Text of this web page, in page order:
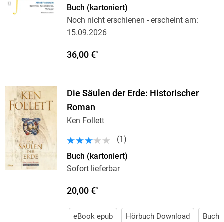
Buch (kartoniert)
Noch nicht erschienen - erscheint am:
15.09.2026
36,00 €*
Die Säulen der Erde: Historischer
Roman
Ken Follett
(1 )
Buch (kartoniert)
Sofort lieferbar
20,00 €*
eBook epub
Hörbuch Download
Buch